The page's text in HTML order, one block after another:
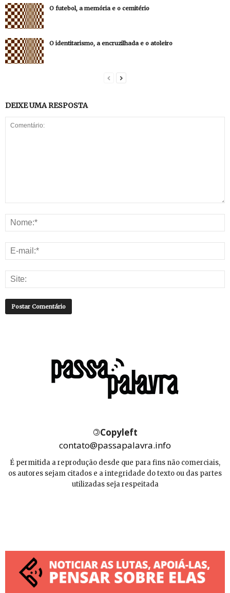
O futebol, a memória e o cemitério
O identitarismo, a encruzilhada e o atoleiro
DEIXE UMA RESPOSTA
©Copyleft
contato@passapalavra.info
É permitida a reprodução desde que para fins não comerciais,
os autores sejam citados e a integridade do texto ou das partes
utilizadas seja respeitada